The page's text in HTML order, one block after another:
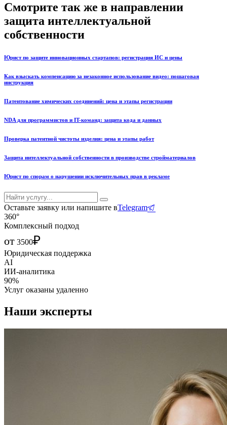
Смотрите так же в направлении
защита интеллектуальной
собственности
Юрист по защите инновационных стартапов: регистрация ИС и цены
Как взыскать компенсацию за незаконное использование видео: пошаговая
инструкция
Патентование химических соединений: цена и этапы регистрации
NDA для программистов и IT-команд: защита кода и данных
Проверка патентной чистоты изделия: цена и этапы работ
Защита интеллектуальной собственности в производстве стройматериалов
Юрист по спорам о нарушении исключительных прав в рекламе
Оставьте заявку или напишите вTelegram
360°
Комплексный подход
от 3500₽
Юридическая поддержка
AI
ИИ-аналитика
90%
Услуг оказаны удаленно
Наши эксперты